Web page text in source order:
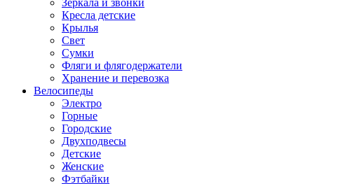
Зеркала и звонки
Кресла детские
Крылья
Свет
Сумки
Фляги и флягодержатели
Хранение и перевозка
Велосипеды
Электро
Горные
Городские
Двухподвесы
Детские
Женские
Фэтбайки